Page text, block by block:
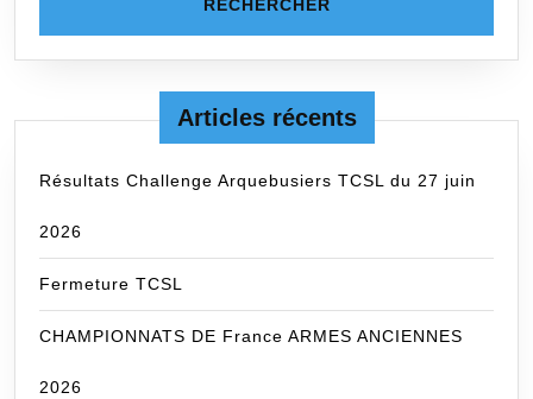
Articles récents
Résultats Challenge Arquebusiers TCSL du 27 juin
2026
Fermeture TCSL
CHAMPIONNATS DE France ARMES ANCIENNES
2026